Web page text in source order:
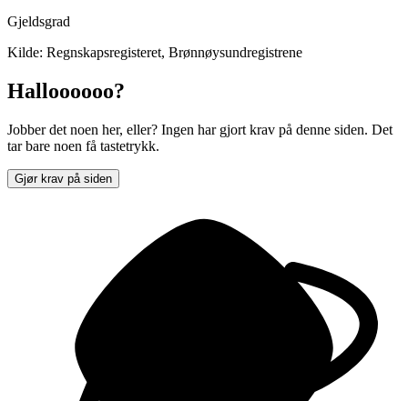
Gjeldsgrad
Kilde: Regnskapsregisteret, Brønnøysundregistrene
Halloooooo?
Jobber det noen her, eller? Ingen har gjort krav på denne siden. Det
tar bare noen få tastetrykk.
Gjør krav på siden